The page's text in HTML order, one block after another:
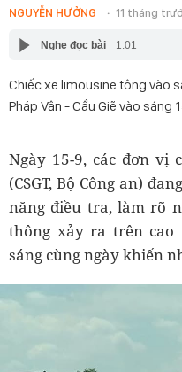
NGUYỄN HƯỞNG 11 tháng
Nghe đọc bài 1:01
Chiếc xe limousine tông vào
Pháp Vân - Cầu Giẽ vào sáng
Ngày 15-9, các đơn vị
(CSGT, Bộ Công an)
năng điều tra, làm rõ
thông xảy ra trên cao
sáng cùng ngày khiến